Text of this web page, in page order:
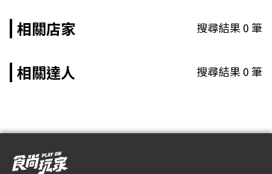
相關店家 搜尋結果0筆
相關達人 搜尋結果0筆